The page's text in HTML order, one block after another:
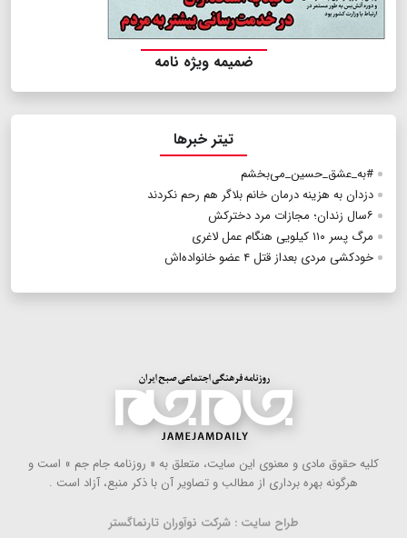
ضمیمه ویژه نامه
تیتر خبرها
#به_عشق_حسین_می‌بخشم
دزدان به هزینه درمان خانم بلاگر هم رحم نکردند
۶سال زندان؛ مجازات مرد دخترکش
مرگ پسر ۱۱۰ کیلویی هنگام عمل لاغری
خودکشی مردی بعداز قتل ۴ عضو خانواده‌اش
كلیه حقوق مادی و معنوی این سایت، متعلق به « روزنامه جام جم » است و
هرگونه بهره ‌برداری از مطالب و تصاویر آن با ذكر منبع، آزاد است .
طراح سایت : شرکت نوآوران تارنماگستر